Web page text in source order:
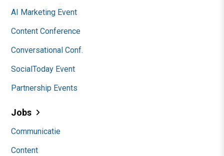
AI Marketing Event
Content Conference
Conversational Conf.
SocialToday Event
Partnership Events
Jobs
Communicatie
Content